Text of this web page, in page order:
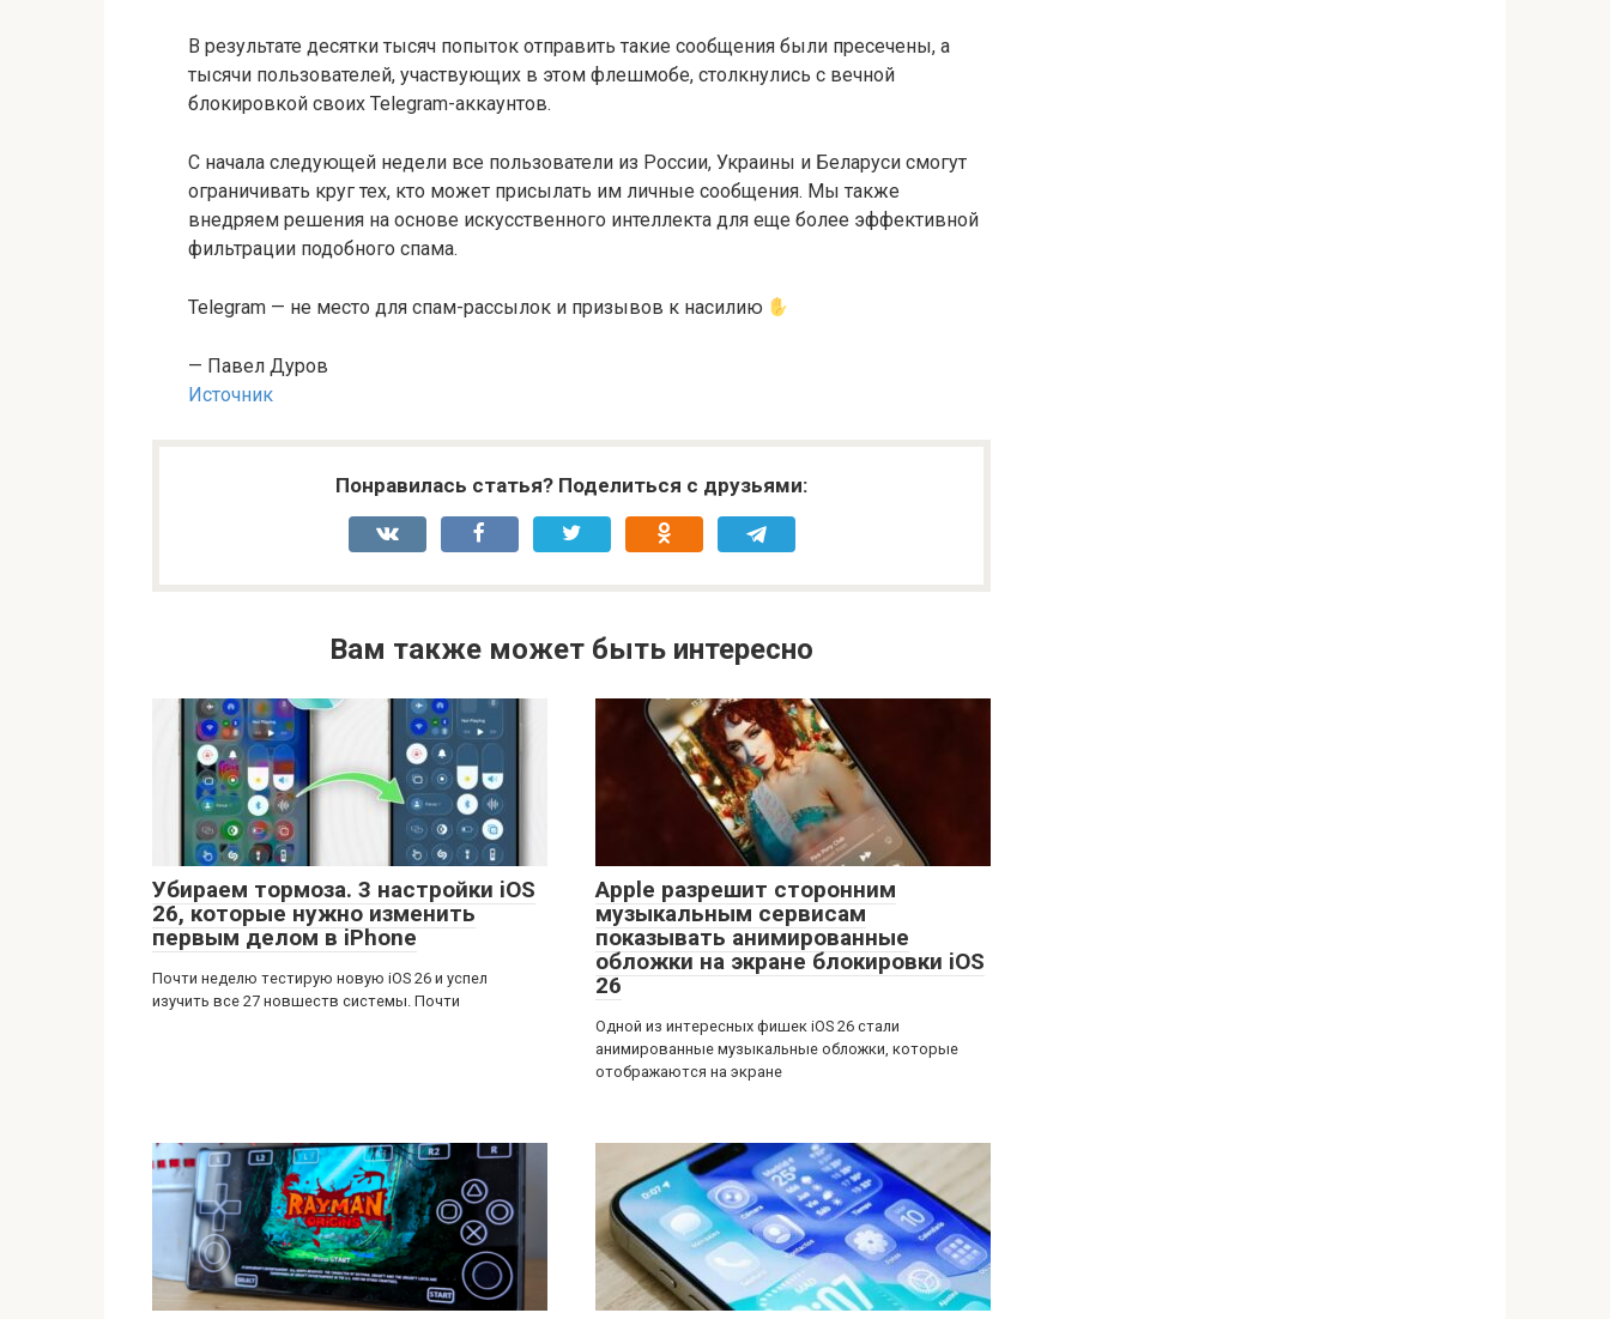
В результате десятки тысяч попыток отправить такие сообщения были пресечены, а
тысячи пользователей, участвующих в этом флешмобе, столкнулись с вечной
блокировкой своих Telegram-аккаунтов.
С начала следующей недели все пользователи из России, Украины и Беларуси смогут
ограничивать круг тех, кто может присылать им личные сообщения. Мы также
внедряем решения на основе искусственного интеллекта для еще более эффективной
фильтрации подобного спама.
Telegram — не место для спам-рассылок и призывов к насилию
— Павел Дуров
Источник
Понравилась статья? Поделиться с друзьями:
Вам также может быть интересно
Убираем тормоза. 3 настройки iOS
26, которые нужно изменить
первым делом в iPhone
Почти неделю тестирую новую iOS 26 и успел
изучить все 27 новшеств системы. Почти
Apple разрешит сторонним
музыкальным сервисам
показывать анимированные
обложки на экране блокировки iOS
26
Одной из интересных фишек iOS 26 стали
анимированные музыкальные обложки, которые
отображаются на экране